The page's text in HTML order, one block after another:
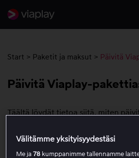
Start > Paketit ja maksut > Päivitä
Päivitä Viaplay-
Täältä löydät tietoa siitä, miten
vaikuttaa maksuihin.
Välitämme yksityisyydestäsi
Me ja78 kumppanimme tallennamme